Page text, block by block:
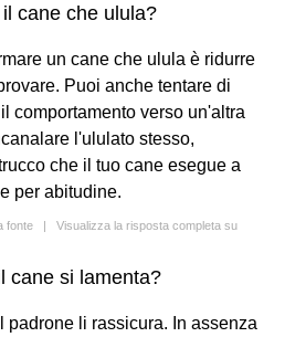
cane che ulula?
un cane che ulula è ridurre
Puoi anche tentare di
comportamento verso un'altra
l'ululato stesso,
che il tuo cane esegue a
per abitudine.
fonte | Visualizza la risposta completa su
cane si lamenta?
padrone li rassicura. In assenza